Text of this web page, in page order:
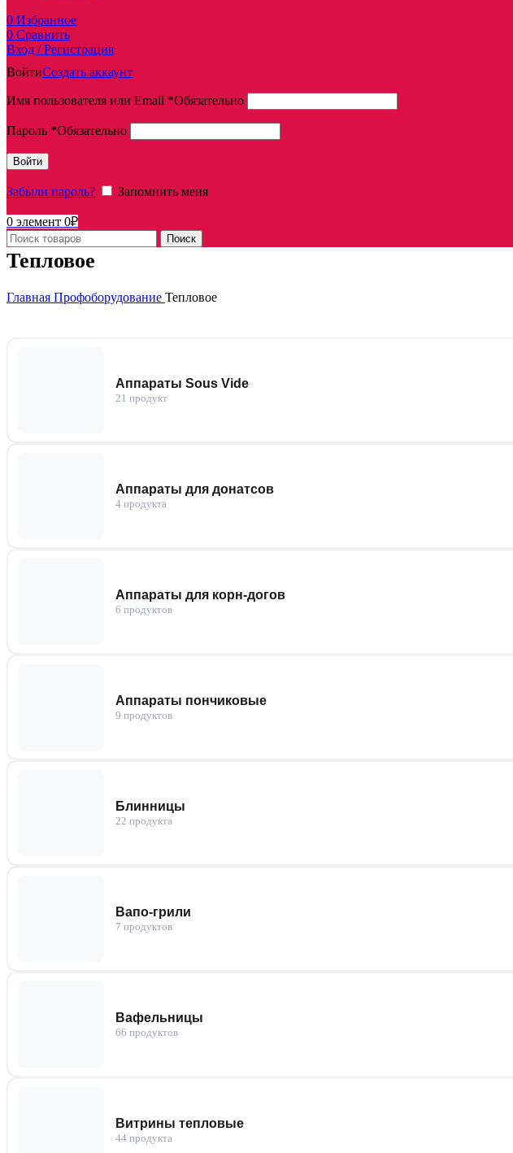
0 Избранное
0 Сравнить
Вход / Регистрация
ВойтиСоздать аккаунт
Имя пользователя или Email *Обязательно
Пароль *Обязательно
Войти
Забыли пароль? Запомнить меня
0 элемент 0₽
Поиск
Тепловое
Главная Профоборудование Тепловое
Аппараты Sous Vide
21 продукт
Аппараты для донатсов
4 продукта
Аппараты для корн-догов
6 продуктов
Аппараты пончиковые
9 продуктов
Блинницы
22 продукта
Вапо-грили
7 продуктов
Вафельницы
66 продуктов
Витрины тепловые
44 продукта